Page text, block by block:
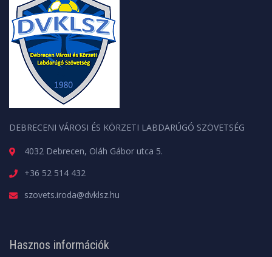
DEBRECENI VÁROSI ÉS KÖRZETI LABDARÚGÓ SZÖVETSÉG
4032 Debrecen, Oláh Gábor utca 5.
+36 52 514 432
szovets.iroda@dvklsz.hu
Hasznos információk